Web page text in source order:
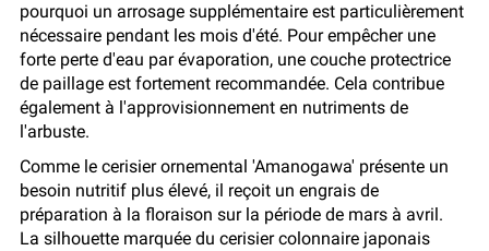
pourquoi un arrosage supplémentaire est particulièrement
nécessaire pendant les mois d'été. Pour empêcher une
forte perte d'eau par évaporation, une couche protectrice
de paillage est fortement recommandée. Cela contribue
également à l'approvisionnement en nutriments de
l'arbuste.
Comme le cerisier ornemental 'Amanogawa' présente un
besoin nutritif plus élevé, il reçoit un engrais de
préparation à la floraison sur la période de mars à avril.
La silhouette marquée du cerisier colonnaire japonais